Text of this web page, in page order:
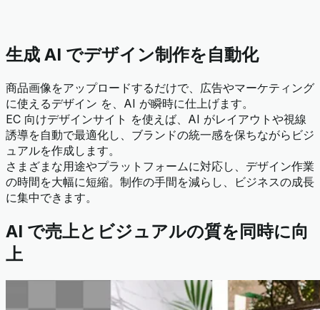
生成 AI でデザイン制作を自動化
商品画像をアップロードするだけで、広告やマーケティング
に使えるデザイン を、AI が瞬時に仕上げます。
EC 向けデザインサイト を使えば、AI がレイアウトや視線
誘導を自動で最適化し、ブランドの統一感を保ちながらビジ
ュアルを作成します。
さまざまな用途やプラットフォームに対応し、デザイン作業
の時間を大幅に短縮。制作の手間を減らし、ビジネスの成長
に集中できます。
AI で売上とビジュアルの質を同時に向
上